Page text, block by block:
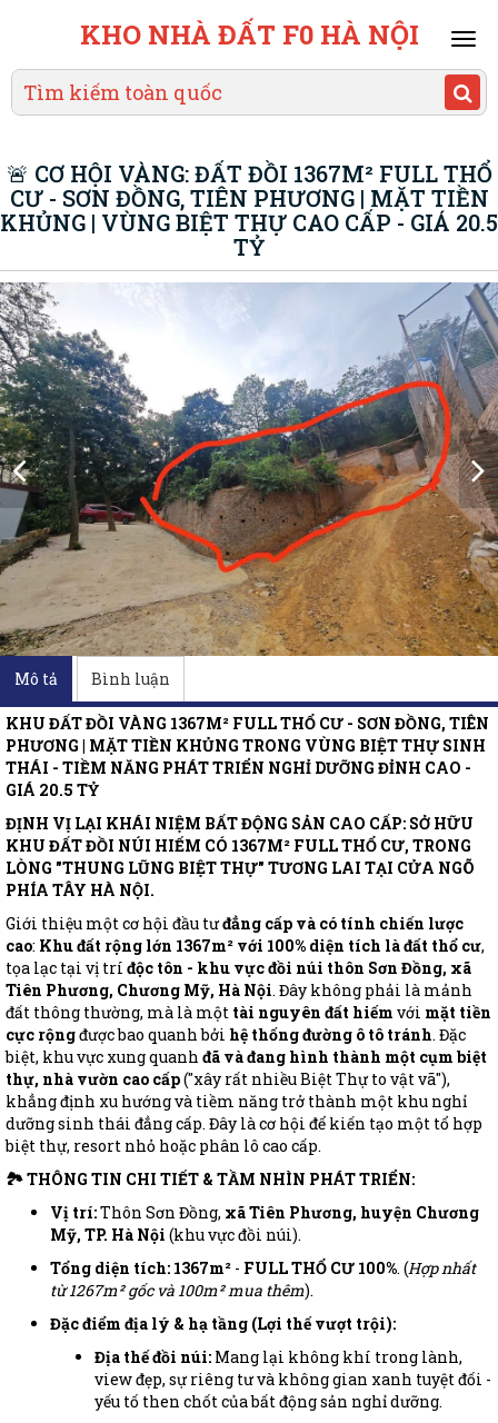
KHO NHÀ ĐẤT F0 HÀ NỘI
🚨 CƠ HỘI VÀNG: ĐẤT ĐỒI 1367M² FULL THỔ
CƯ - SƠN ĐỒNG, TIÊN PHƯƠNG | MẶT TIỀN
KHỦNG | VÙNG BIỆT THỰ CAO CẤP - GIÁ 20.5
TỶ
Mô tả Bình luận
KHU ĐẤT ĐỒI VÀNG 1367M² FULL THỔ CƯ - SƠN ĐỒNG, TIÊN
PHƯƠNG | MẶT TIỀN KHỦNG TRONG VÙNG BIỆT THỰ SINH
THÁI - TIỀM NĂNG PHÁT TRIỂN NGHỈ DƯỠNG ĐỈNH CAO -
GIÁ 20.5 TỶ
ĐỊNH VỊ LẠI KHÁI NIỆM BẤT ĐỘNG SẢN CAO CẤP: SỞ HỮU
KHU ĐẤT ĐỒI NÚI HIẾM CÓ 1367M² FULL THỔ CƯ, TRONG
LÒNG "THUNG LŨNG BIỆT THỰ" TƯƠNG LAI TẠI CỬA NGÕ
PHÍA TÂY HÀ NỘI.
Giới thiệu một cơ hội đầu tưđẳng cấp và có tính chiến lược
cao: Khu đất rộng lớn 1367m² với 100% diện tích là đất thổ cư,
tọa lạc tại vị trí độc tôn - khu vực đồi núi thôn Sơn Đồng, xã
Tiên Phương, Chương Mỹ, Hà Nội. Đây không phải là mảnh
đất thông thường, mà là một tài nguyên đất hiếm với mặt tiền
cực rộngđược bao quanh bởi hệ thống đường ô tô tránh. Đặc
biệt, khu vực xung quanh đã và đang hình thành một cụm biệt
thự, nhà vườn cao cấp("xây rất nhiều Biệt Thự to vật vã"),
khẳng định xu hướng và tiềm năng trở thành một khu nghỉ
dưỡng sinh thái đẳng cấp. Đây là cơ hội để kiến tạo một tổ hợp
biệt thự, resort nhỏ hoặc phân lô cao cấp.
🏞️ THÔNG TIN CHI TIẾT & TẦM NHÌN PHÁT TRIỂN:
Vị trí:Thôn Sơn Đồng, xã Tiên Phương, huyện Chương
Mỹ, TP. Hà Nội (khu vực đồi núi).
Tổng diện tích: 1367m² - FULL THỔ CƯ 100%. (Hợp nhất
từ 1267m² gốc và 100m² mua thêm).
Đặc điểm địa lý & hạ tầng (Lợi thế vượt trội):
Địa thế đồi núi: Mang lại không khí trong lành,
view đẹp, sự riêng tư và không gian xanh tuyệt đối -
yếu tố then chốt của bất động sản nghỉ dưỡng.